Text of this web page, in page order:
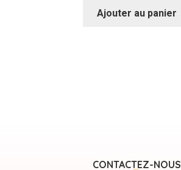
Ajouter au panier
CONTACTEZ-NOUS